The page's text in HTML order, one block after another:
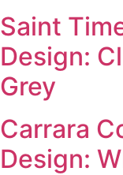
Saint
Design:
Grey
Carrara
Design: